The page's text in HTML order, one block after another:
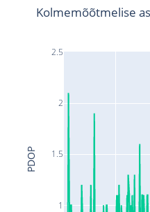
1
1.5
2
2.5
Kolmemõõtmelise
PDOP